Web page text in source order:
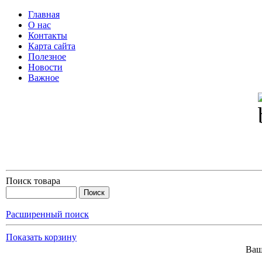
Главная
О нас
Контакты
Карта сайта
Полезное
Новости
Важное
Поиск товара
Расширенный поиск
Показать корзину